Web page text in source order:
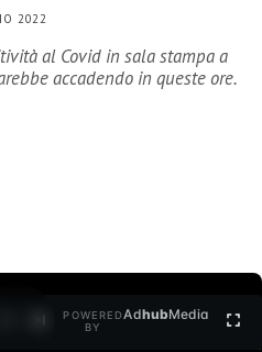
2022
al Covid in sala stampa a
accadendo in queste ore.
POWERED
BY
AdhubMedia